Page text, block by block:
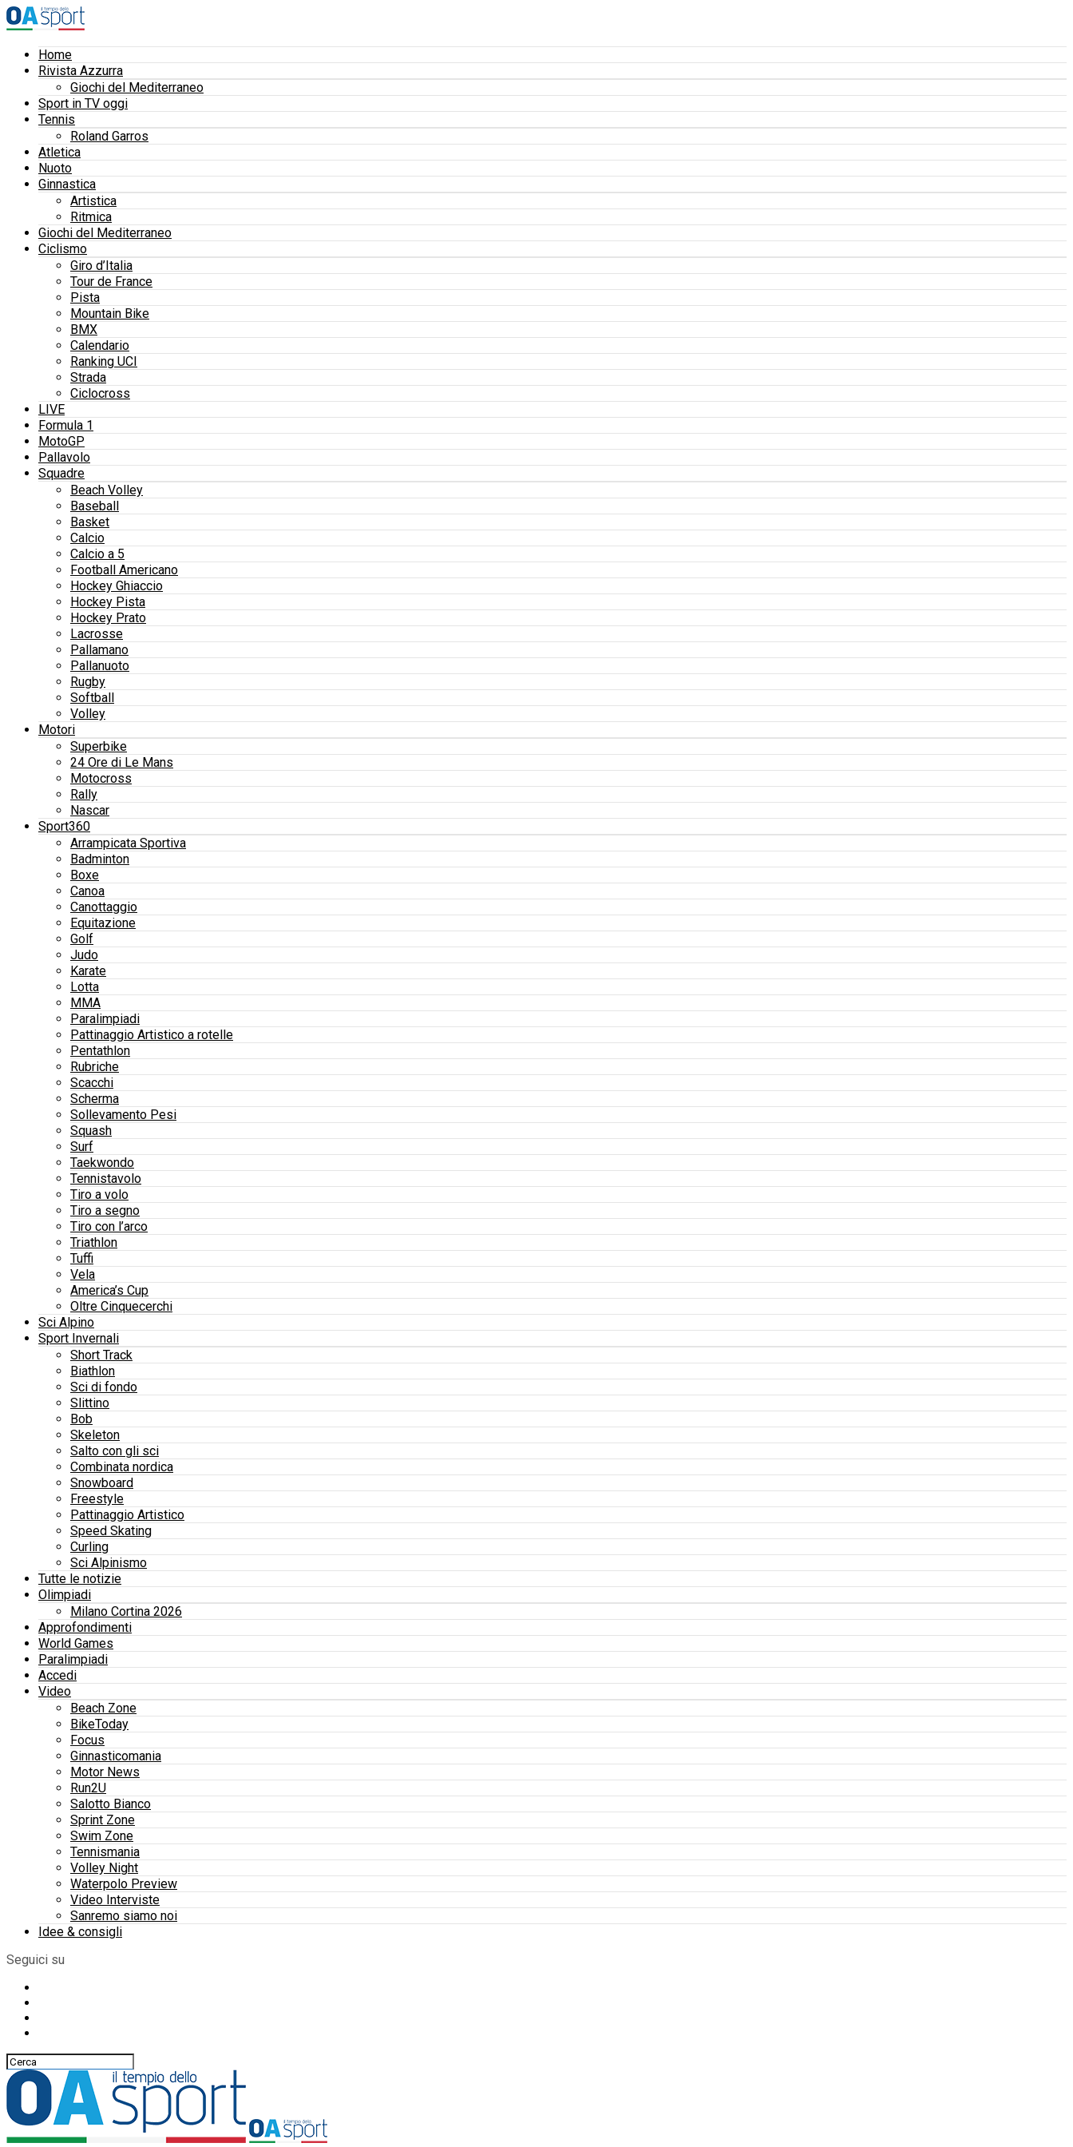
Home
Rivista Azzurra
Giochi del Mediterraneo
Sport in TV oggi
Tennis
Roland Garros
Atletica
Nuoto
Ginnastica
Artistica
Ritmica
Giochi del Mediterraneo
Ciclismo
Giro d’Italia
Tour de France
Pista
Mountain Bike
BMX
Calendario
Ranking UCI
Strada
Ciclocross
LIVE
Formula 1
MotoGP
Pallavolo
Squadre
Beach Volley
Baseball
Basket
Calcio
Calcio a 5
Football Americano
Hockey Ghiaccio
Hockey Pista
Hockey Prato
Lacrosse
Pallamano
Pallanuoto
Rugby
Softball
Volley
Motori
Superbike
24 Ore di Le Mans
Motocross
Rally
Nascar
Sport360
Arrampicata Sportiva
Badminton
Boxe
Canoa
Canottaggio
Equitazione
Golf
Judo
Karate
Lotta
MMA
Paralimpiadi
Pattinaggio Artistico a rotelle
Pentathlon
Rubriche
Scacchi
Scherma
Sollevamento Pesi
Squash
Surf
Taekwondo
Tennistavolo
Tiro a volo
Tiro a segno
Tiro con l’arco
Triathlon
Tuffi
Vela
America’s Cup
Oltre Cinquecerchi
Sci Alpino
Sport Invernali
Short Track
Biathlon
Sci di fondo
Slittino
Bob
Skeleton
Salto con gli sci
Combinata nordica
Snowboard
Freestyle
Pattinaggio Artistico
Speed Skating
Curling
Sci Alpinismo
Tutte le notizie
Olimpiadi
Milano Cortina 2026
Approfondimenti
World Games
Paralimpiadi
Accedi
Video
Beach Zone
BikeToday
Focus
Ginnasticomania
Motor News
Run2U
Salotto Bianco
Sprint Zone
Swim Zone
Tennismania
Volley Night
Waterpolo Preview
Video Interviste
Sanremo siamo noi
Idee & consigli
Seguici su